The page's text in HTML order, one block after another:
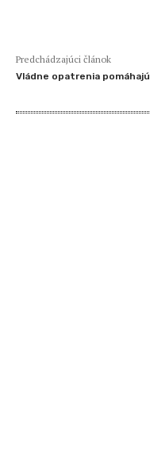
Predchádzajúci článok
Vládne opatrenia pomáhajú